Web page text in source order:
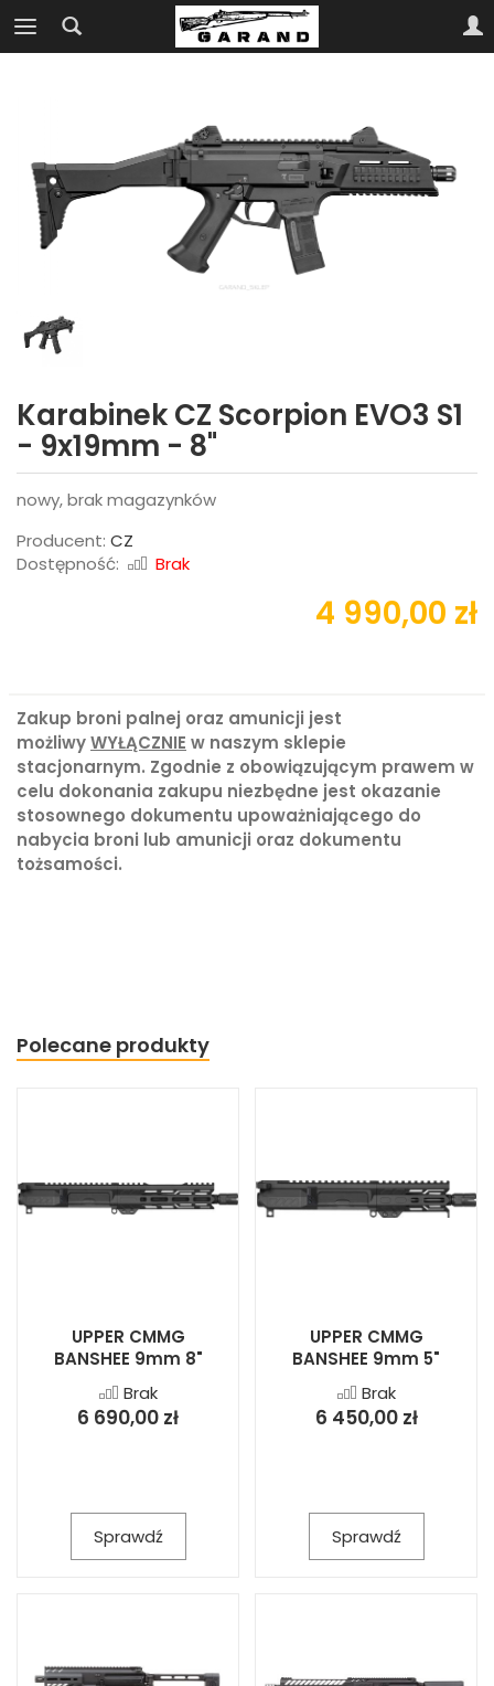
Karabinek CZ Scorpion EVO3 S1
- 9x19mm - 8"
nowy, brak magazynków
Producent: CZ
Dostępność:
Brak
4 990,00 zł
Zakup broni palnej oraz amunicji jest
możliwyWYŁĄCZNIE w naszym sklepie
stacjonarnym. Zgodnie z obowiązującym prawem w
celu dokonania zakupu niezbędne jest okazanie
stosownego dokumentu upoważniającego do
nabycia broni lub amunicji oraz dokumentu
tożsamości.
Polecane produkty
UPPER CMMG
BANSHEE 9mm 8"
Brak
6 690,00 zł
Sprawdź
UPPER CMMG
BANSHEE 9mm 5"
Brak
6 450,00 zł
Sprawdź